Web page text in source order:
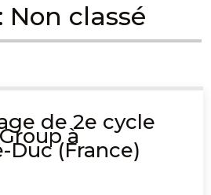
Non classé
de 2e cycle
à
Duc (France)